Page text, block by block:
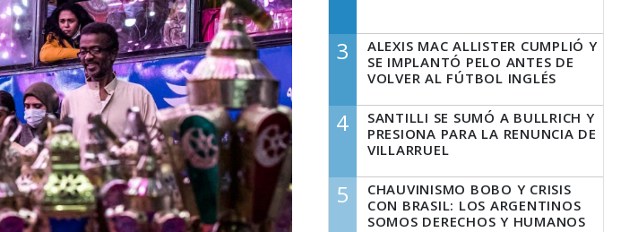
3
ALEXIS MAC ALLISTER CUMPLIÓ Y
SE IMPLANTÓ PELO ANTES DE
VOLVER AL FÚTBOL INGLÉS
4
SANTILLI SE SUMÓ A BULLRICH Y
PRESIONA PARA LA RENUNCIA DE
VILLARRUEL
5
CHAUVINISMO BOBO Y CRISIS
CON BRASIL: LOS ARGENTINOS
SOMOS DERECHOS Y HUMANOS